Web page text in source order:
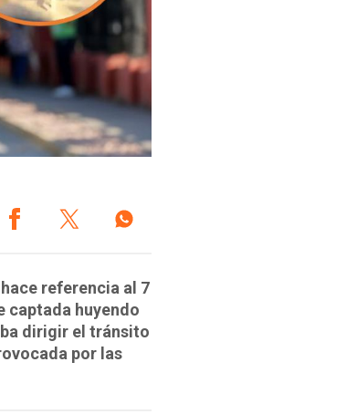
referencia al 7
captada huyendo
dirigir el tránsito
por las